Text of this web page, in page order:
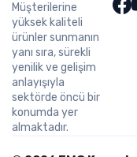
Müşterilerine
yüksek kaliteli
ürünler sunmanın
yanı sıra, sürekli
yenilik ve gelişim
anlayışıyla
sektörde öncü bir
konumda yer
almaktadır.